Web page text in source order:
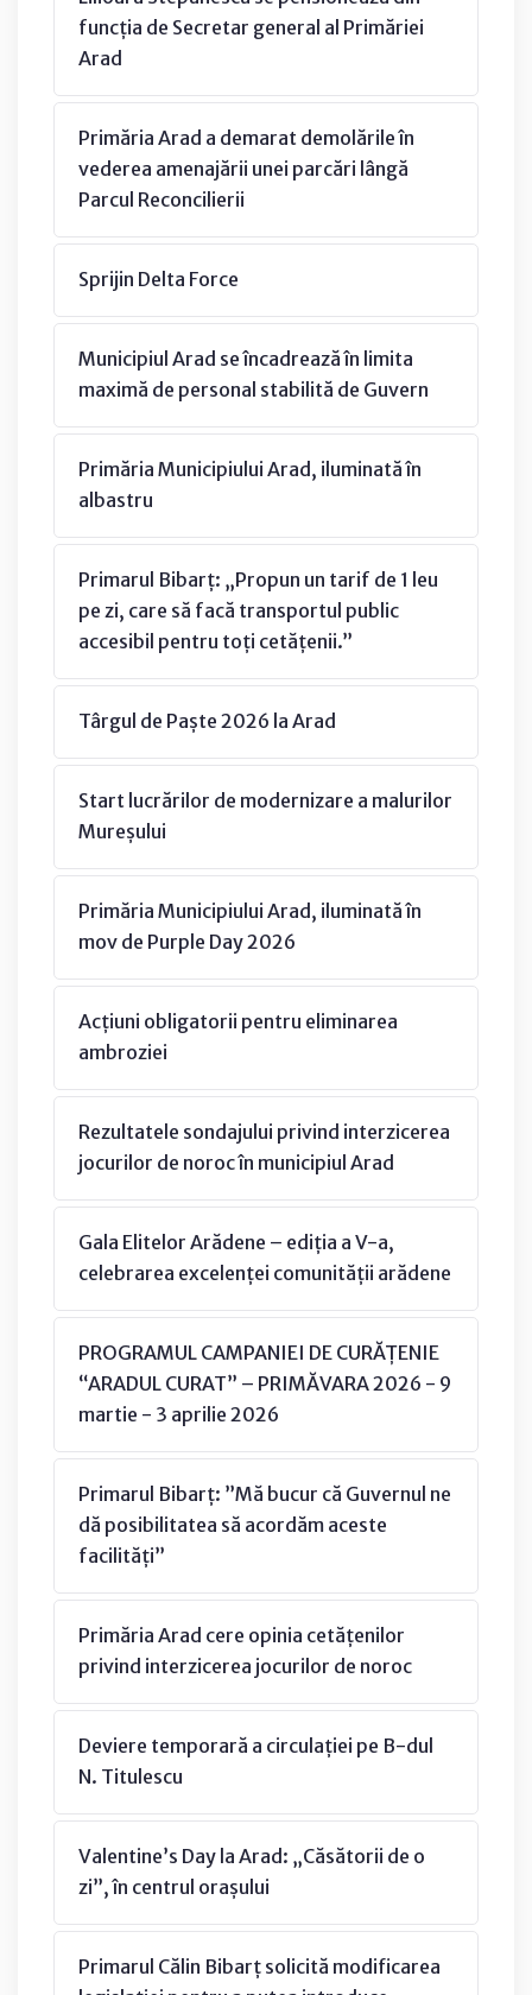
funcția de Secretar general al Primăriei
Arad
Primăria Arad a demarat demolările în
vederea amenajării unei parcări lângă
Parcul Reconcilierii
Sprijin Delta Force
Municipiul Arad se încadrează în limita
maximă de personal stabilită de Guvern
Primăria Municipiului Arad, iluminată în
albastru
Primarul Bibarț: „Propun un tarif de 1 leu
pe zi, care să facă transportul public
accesibil pentru toți cetățenii.”
Târgul de Paște 2026 la Arad
Start lucrărilor de modernizare a malurilor
Mureșului
Primăria Municipiului Arad, iluminată în
mov de Purple Day 2026
Acțiuni obligatorii pentru eliminarea
ambroziei
Rezultatele sondajului privind interzicerea
jocurilor de noroc în municipiul Arad
Gala Elitelor Arădene – ediția a V-a,
celebrarea excelenței comunității arădene
PROGRAMUL CAMPANIEI DE CURĂȚENIE
“ARADUL CURAT” – PRIMĂVARA 2026 - 9
martie - 3 aprilie 2026
Primarul Bibarț: ”Mă bucur că Guvernul ne
dă posibilitatea să acordăm aceste
facilități”
Primăria Arad cere opinia cetățenilor
privind interzicerea jocurilor de noroc
Deviere temporară a circulației pe B-dul
N. Titulescu
Valentine’s Day la Arad: „Căsătorii de o
zi”, în centrul orașului
Primarul Călin Bibarț solicită modificarea